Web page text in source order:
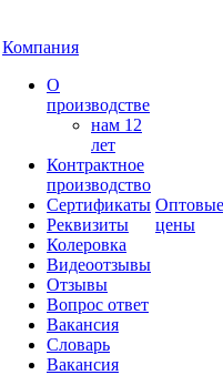
Компания
О
производстве
нам 12
лет
Контрактное
производство
Сертификаты
Реквизиты
Колеровка
Видеоотзывы
Отзывы
Вопрос ответ
Вакансия
Словарь
Вакансия
Оптовые
цены